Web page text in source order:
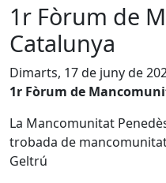
1r Fòrum de
Catalunya
Dimarts, 17 de juny de
1r Fòrum de
La Mancomunitat
trobada de
Geltrú